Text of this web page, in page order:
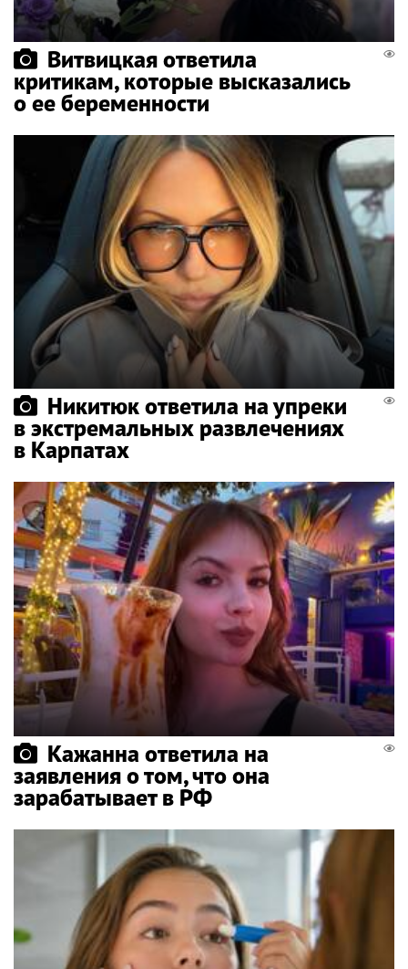
Витвицкая ответила
критикам, которые высказались
о ее беременности
Никитюк ответила на упреки
в экстремальных развлечениях
в Карпатах
Кажанна ответила на
заявления о том, что она
зарабатывает в РФ